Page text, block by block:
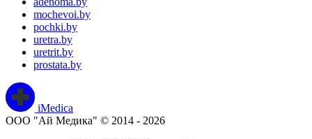
mochevoi.by
pochki.by
uretra.by
uretrit.by
prostata.by
iMedica
ООО "Ай Медика" © 2014 - 2026